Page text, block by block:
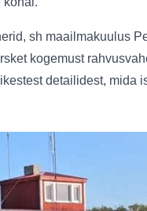
sh maailmakuulus
kogemust
detailidest, mida